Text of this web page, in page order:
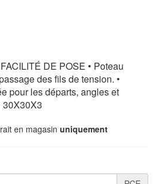
DE POSE • Poteau
des fils de tension. •
pour les départs, angles et
30X30X3
en magasin uniquement